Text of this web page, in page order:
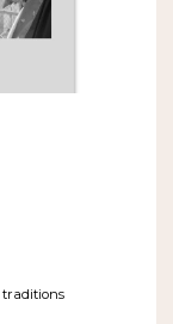
traditions